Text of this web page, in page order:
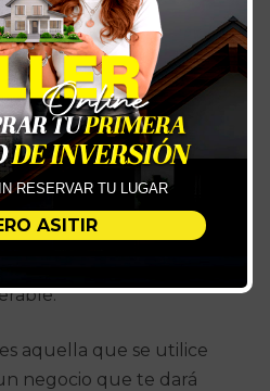
ansioso, verás avances con
a tomar en
comprar lujos o para
aquella que se utilice
negocio que te dará
ASITIR
RESERVAR TU LUGAR